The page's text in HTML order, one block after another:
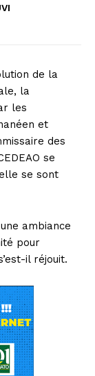
de la
la
les
et
des
se
se sont
ambiance
pour
il réjouit.